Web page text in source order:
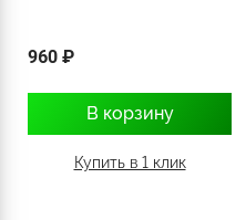
960 ₽
В корзину
Купить в 1 клик